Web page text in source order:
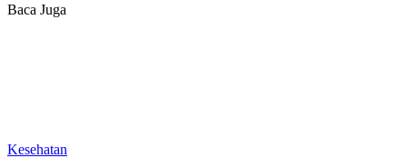
Baca Juga
Kesehatan